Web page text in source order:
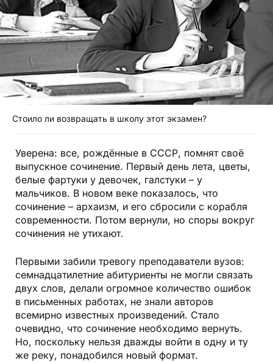
Стоило ли возвращать в школу этот экзамен?
Уверена: все, рождённые в СССР, помнят своё
выпускное сочинение. Первый день лета, цветы,
белые фартуки у девочек, галстуки – у
мальчиков. В новом веке показалось, что
сочинение – архаизм, и его сбросили с корабля
современности. Потом вернули, но споры вокруг
сочинения не утихают.
Первыми забили тревогу преподаватели вузов:
семнадцатилетние абитуриенты не могли связать
двух слов, делали огромное количество ошибок
в письменных работах, не знали авторов
всемирно известных произведений. Стало
очевидно, что сочинение необходимо вернуть.
Но, поскольку нельзя дважды войти в одну и ту
же реку, понадобился новый формат.